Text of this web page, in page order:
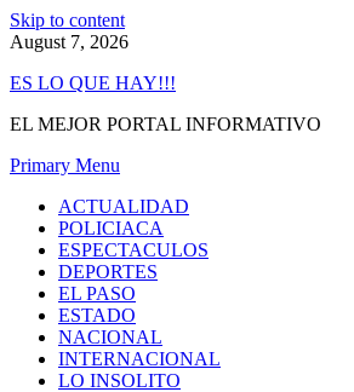
Skip to content
August 7, 2026
ES LO QUE HAY!!!
EL MEJOR PORTAL INFORMATIVO
Primary Menu
ACTUALIDAD
POLICIACA
ESPECTACULOS
DEPORTES
EL PASO
ESTADO
NACIONAL
INTERNACIONAL
LO INSOLITO